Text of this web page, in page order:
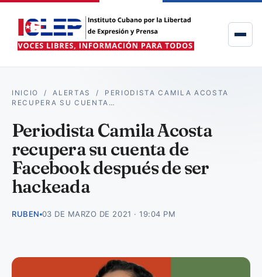
INICIO /ALERTAS / PERIODISTA CAMILA ACOSTA
RECUPERA SU CUENTA…
Periodista Camila Acosta
recupera su cuenta de
Facebook después de ser
hackeada
RUBEN 03 DE MARZO DE 2021 · 19:04 PM